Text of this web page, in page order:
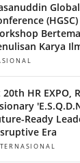
Karya
20th HR EXPO,
Ready
Era